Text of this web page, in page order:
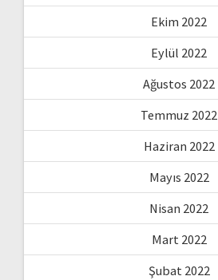
Ekim 2022
Eylül 2022
Ağustos 2022
Temmuz 2022
Haziran 2022
Mayıs 2022
Nisan 2022
Mart 2022
Şubat 2022